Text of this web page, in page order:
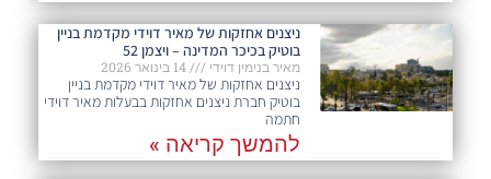
ניצנים אחזקות של מאיר דוידי מקדמת בניין
בוטיק בכיכר המדינה – ויצמן 52
מאיר בנימין דוידי
ניצנים אחזקות של מאיר דוידי מקדמת בניין
בוטיק חברת ניצנים אחזקות בבעלות מאיר דוידי
חתמה
להמשך קריאה »